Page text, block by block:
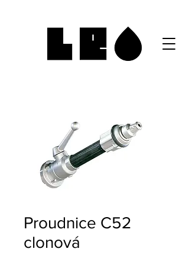
Proudnice C52
clonová